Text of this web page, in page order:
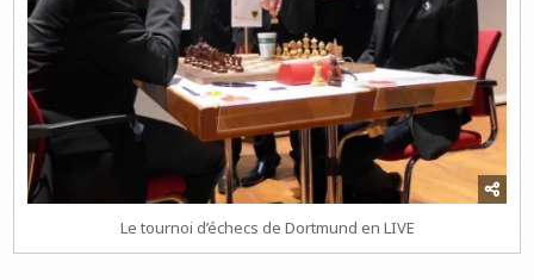
Le tournoi d’échecs de Dortmund en LIVE